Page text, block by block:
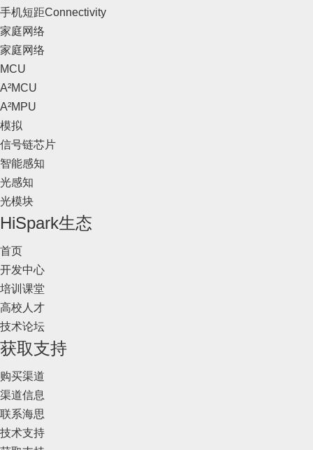
手机短距Connectivity
家庭网络
家庭网络
MCU
A²MCU
A²MPU
模拟
信号链芯片
智能感知
光感知
光模块
HiSpark生态
首页
开发中心
培训课堂
高校人才
技术论坛
获取支持
购买渠道
渠道信息
联系海思
技术支持